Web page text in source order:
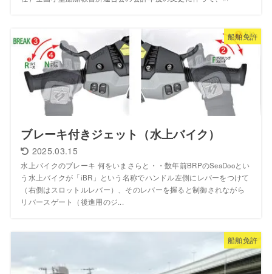
船舶免許
ブレーキ付きジェット（水上バイク）
2025.03.15
水上バイクのブレーキ 何をいまさらと・・数年前BRPのSeaDooとい
う水上バイクが「iBR」という名称でハンドル左側にレバーをつけて
（右側はスロットルレバー）、そのレバーを握ると制御されながら
リバースゲート（後進用のジ...
船舶免許